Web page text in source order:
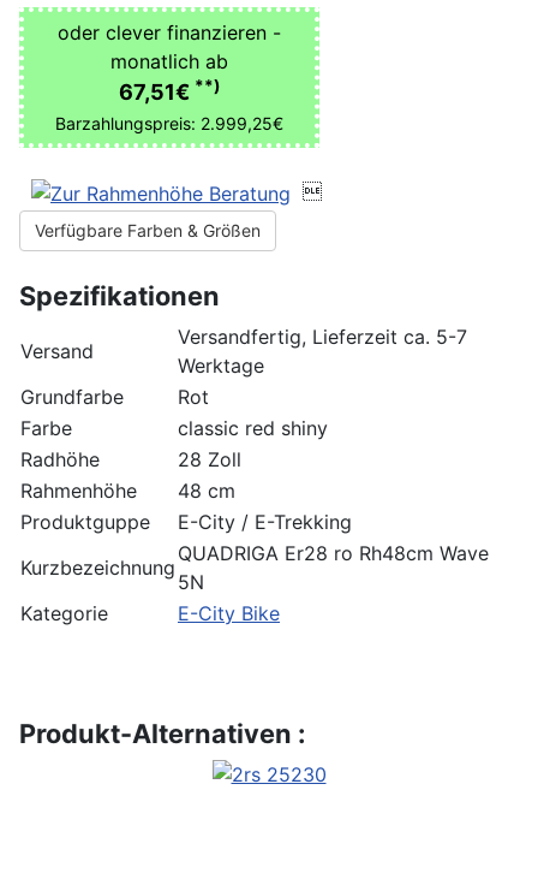
oder clever finanzieren -
monatlich ab
67,51€ **)
Barzahlungspreis: 2.999,25€

Verfügbare Farben & Größen
Spezifikationen
Versand
Versandfertig, Lieferzeit ca. 5-7
Werktage
Grundfarbe
Rot
Farbe
classic red shiny
Radhöhe
28 Zoll
Rahmenhöhe
48 cm
Produktguppe
E-City / E-Trekking
Kurzbezeichnung
QUADRIGA Er28 ro Rh48cm Wave
5N
Kategorie
E-City Bike
Produkt-Alternativen :